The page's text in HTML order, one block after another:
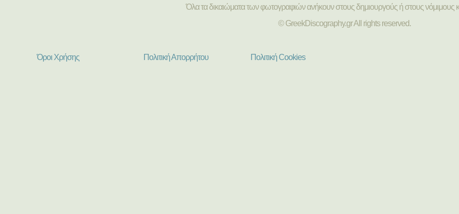
Όλα τα δικαιώματα των φωτογραφιών ανήκουν στους δημιουργούς ή στους νόμιμους
© GreekDiscography.gr All rights reserved.
Όροι Χρήσης Πολιτική Απορρήτου Πολιτική Cookies